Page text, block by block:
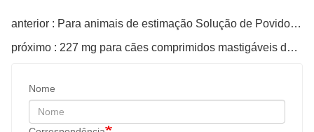
anterior : Para animais de estimação Solução de Povidona lodina
próximo : 227 mg para cães comprimidos mastigáveis ​​de Firocoxib
Nome